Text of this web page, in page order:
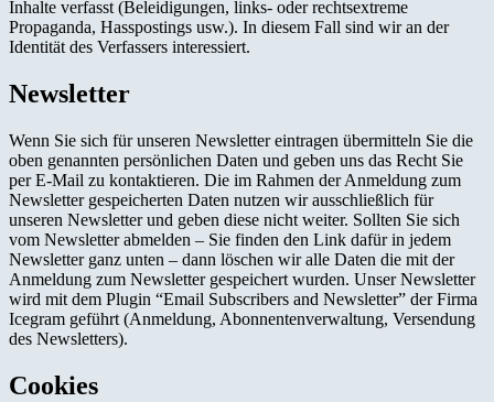
Inhalte verfasst (Beleidigungen, links- oder rechtsextreme
Propaganda, Hasspostings usw.). In diesem Fall sind wir an der
Identität des Verfassers interessiert.
Newsletter
Wenn Sie sich für unseren Newsletter eintragen übermitteln Sie die
oben genannten persönlichen Daten und geben uns das Recht Sie
per E-Mail zu kontaktieren. Die im Rahmen der Anmeldung zum
Newsletter gespeicherten Daten nutzen wir ausschließlich für
unseren Newsletter und geben diese nicht weiter. Sollten Sie sich
vom Newsletter abmelden – Sie finden den Link dafür in jedem
Newsletter ganz unten – dann löschen wir alle Daten die mit der
Anmeldung zum Newsletter gespeichert wurden. Unser Newsletter
wird mit dem Plugin “Email Subscribers and Newsletter” der Firma
Icegram geführt (Anmeldung, Abonnentenverwaltung, Versendung
des Newsletters).
Cookies